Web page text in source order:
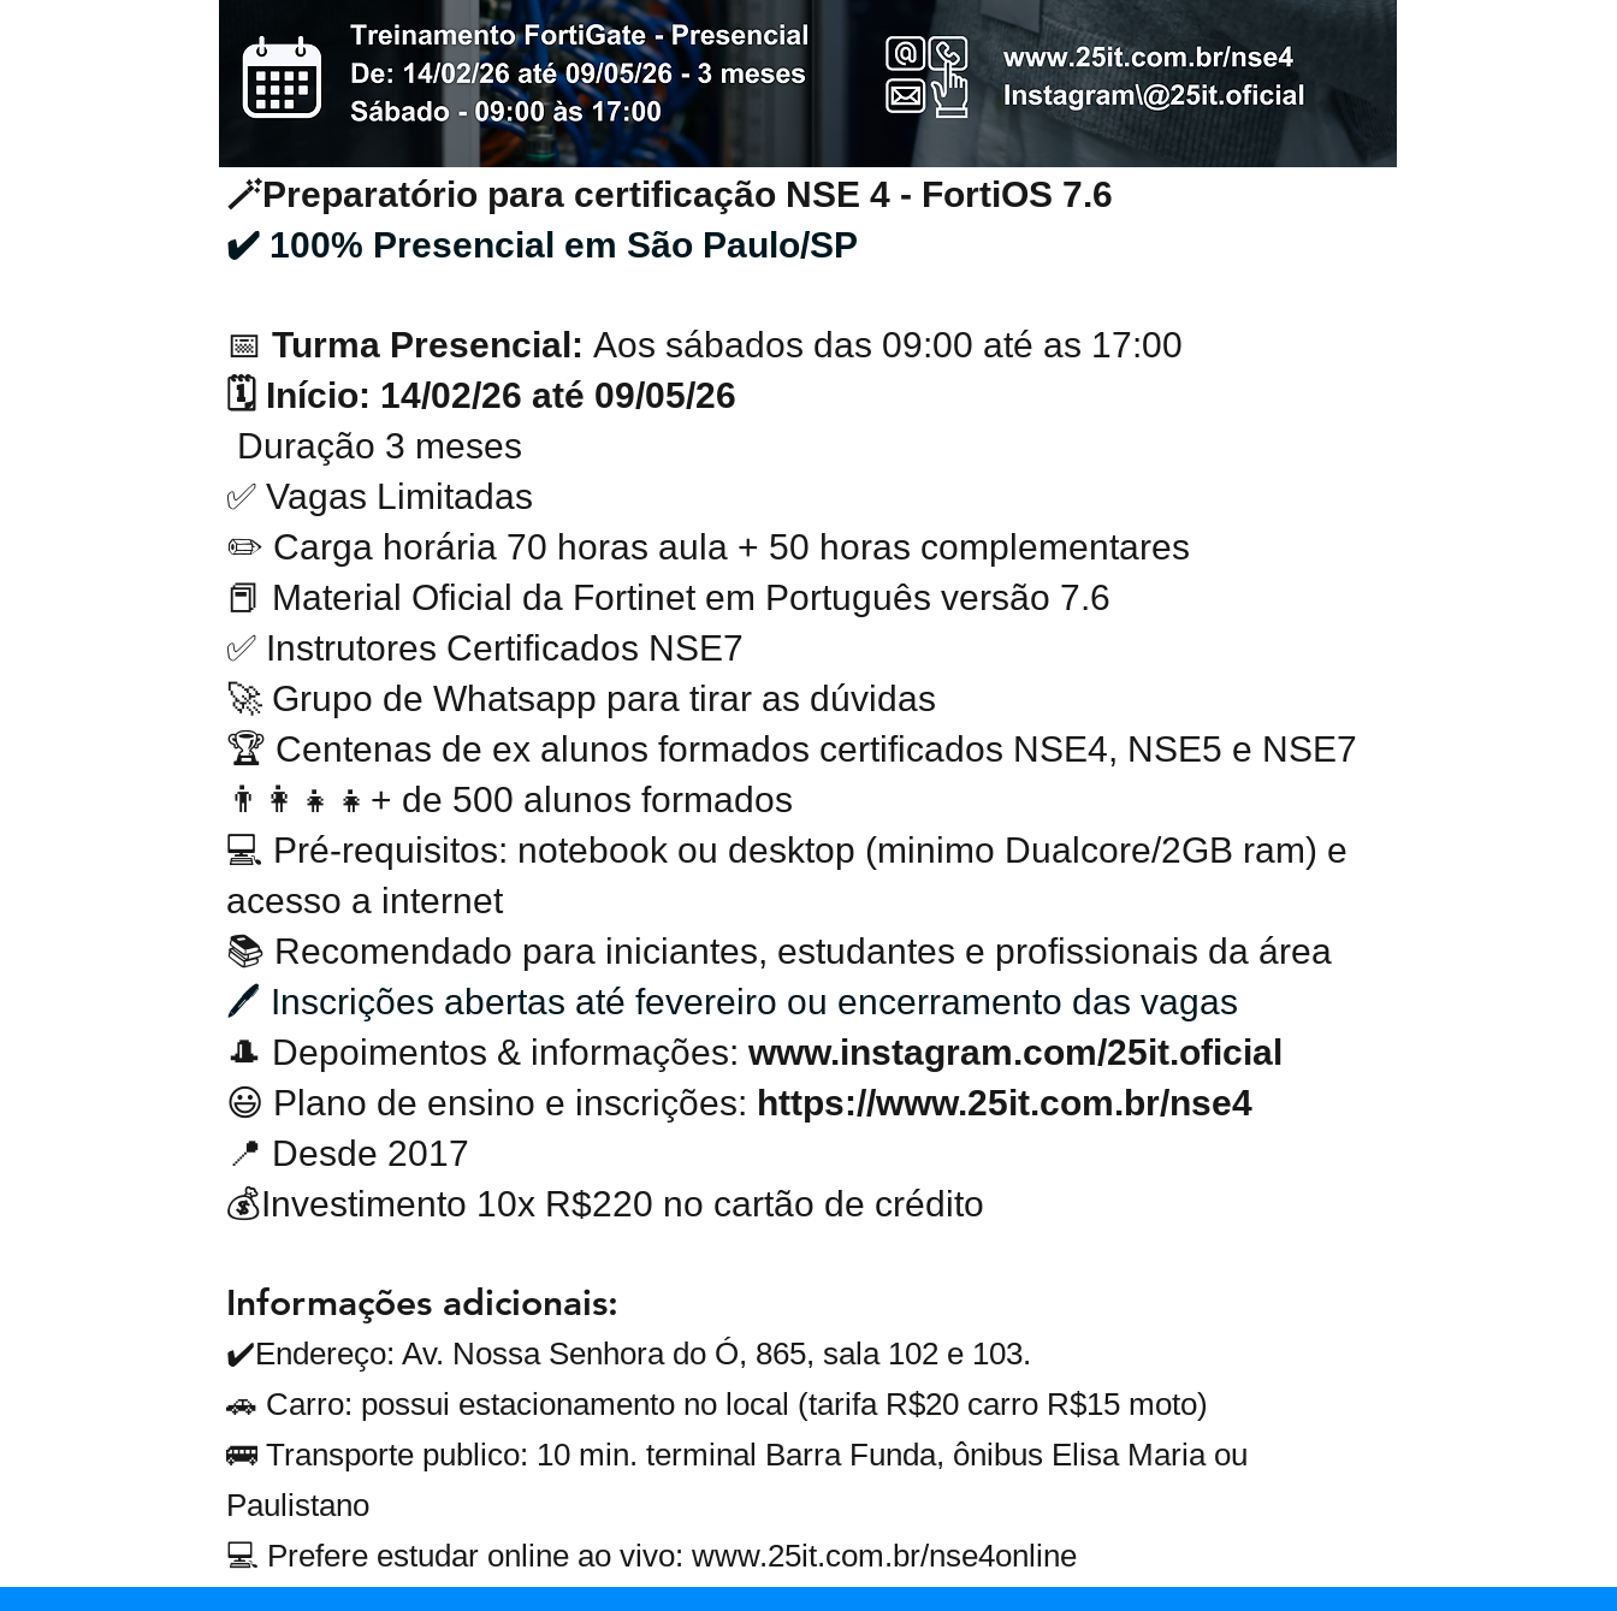
🪄Preparatório para certificação NSE 4 - FortiOS 7.6
✔️ 100% Presencial em São Paulo/SP
📅 Turma Presencial: Aos sábados das 09:00 até as 17:00
🗓 Início: 14/02/26 até 09/05/26
Duração 3 meses
✅ Vagas Limitadas
✏️ Carga horária 70 horas aula + 50 horas complementares
📕 Material Oficial da Fortinet em Português versão 7.6
✅ Instrutores Certificados NSE7
🚀 Grupo de Whatsapp para tirar as dúvidas
🏆 Centenas de ex alunos formados certificados NSE4, NSE5 e NSE7
👨‍👩‍👧‍👧+ de 500 alunos formados
💻 Pré-requisitos: notebook ou desktop (minimo Dualcore/2GB ram) e
acesso a internet
📚 Recomendado para iniciantes, estudantes e profissionais da área
🖊️ Inscrições abertas até fevereiro ou encerramento das vagas
🎩 Depoimentos & informações: www.instagram.com/25it.oficial
😃 Plano de ensino e inscrições: https://www.25it.com.br/nse4
📍 Desde 2017
💰Investimento 10x R$220 no cartão de crédito
Informações adicionais:
✔️Endereço: Av. Nossa Senhora do Ó, 865, sala 102 e 103.
🚗 Carro: possui estacionamento no local (tarifa R$20 carro R$15 moto)
🚌 Transporte publico: 10 min. terminal Barra Funda, ônibus Elisa Maria ou
Paulistano
💻 Prefere estudar online ao vivo: www.25it.com.br/nse4online